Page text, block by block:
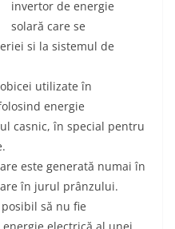
invertor de energie
solară care se
si la sistemul de
utilizate în
energie
casnic, în special pentru
este generată numai în
în jurul prânzului.
să nu fie